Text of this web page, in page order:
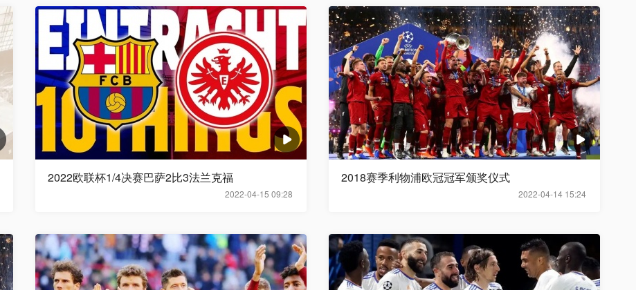
2022-04-15 09:28
2022欧联杯1/4决赛巴萨2比3法兰克福
2022-04-14 15:24
2018赛季利物浦欧冠冠军颁奖仪式